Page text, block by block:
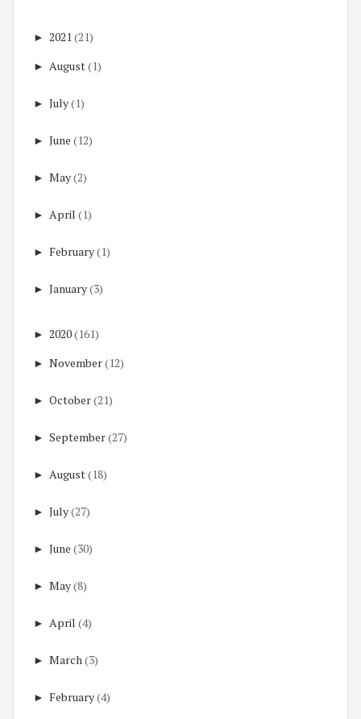
► 2021(21)
► August(1)
► July(1)
► June (12)
► May(2)
► April (1)
► February(1)
► January(3)
► 2020(161)
► November(12)
► October(21)
► September(27)
► August(18)
► July(27)
► June (30)
► May(8)
► April (4)
► March(3)
► February(4)